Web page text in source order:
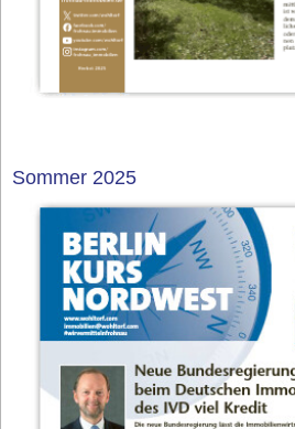
Sommer 2025